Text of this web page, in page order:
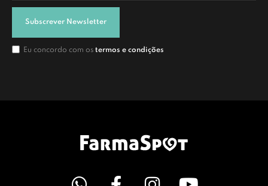
Subscrever Newsletter
Eu concordo com os termos e condições